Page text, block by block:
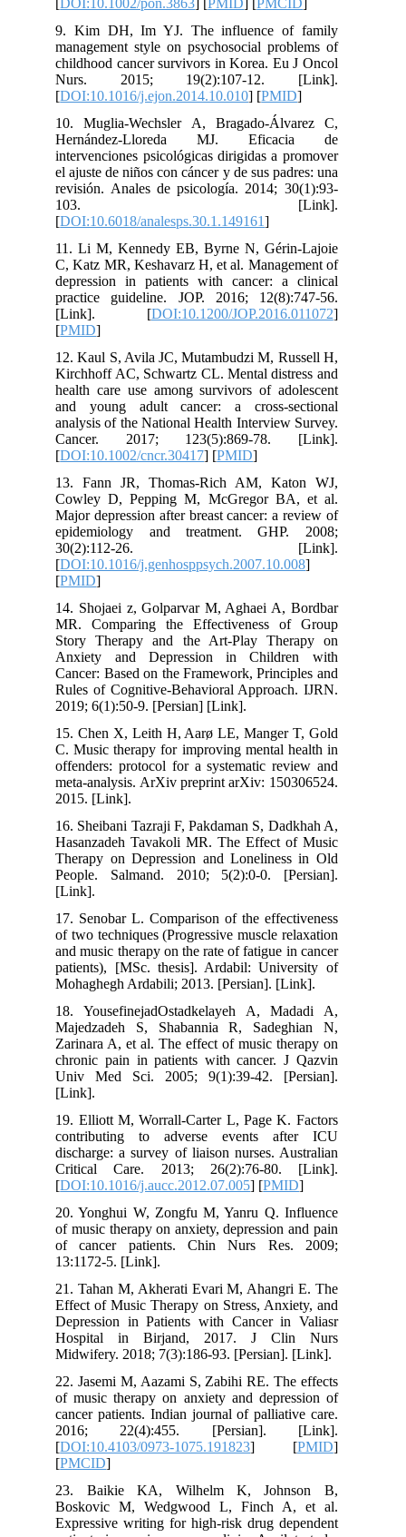
[DOI:10.1002/pon.3863] [PMID] [PMCID
9. Kim DH, Im YJ. The influence of family
management style on psychosocial problems of
childhood cancer survivors in Korea. Eu J Oncol
Nurs. 2015; 19(2):107-12. [Link].
[DOI:10.1016/j.ejon.2014.10.010] [PMID
10. Muglia-Wechsler A, Bragado-Álvarez C,
Hernández-Lloreda MJ. Eficacia de
intervenciones psicológicas dirigidas a promover
el ajuste de niños con cáncer y de sus padres: una
revisión. Anales de psicología. 2014; 30(1):93-
103. [Link].
[DOI:10.6018/analesps.30.1.149161
11. Li M, Kennedy EB, Byrne N, Gérin-Lajoie
C, Katz MR, Keshavarz H, et al. Management of
depression in patients with cancer: a clinical
practice guideline. JOP. 2016; 12(8):747-56.
[Link]. [DOI:10.1200/JOP.2016.011072
[PMID
12. Kaul S, Avila JC, Mutambudzi M, Russell H,
Kirchhoff AC, Schwartz CL. Mental distress and
health care use among survivors of adolescent
and young adult cancer: a cross‐sectional
analysis of the National Health Interview Survey.
Cancer. 2017; 123(5):869-78. [Link].
[DOI:10.1002/cncr.30417] [PMID
13. Fann JR, Thomas-Rich AM, Katon WJ,
Cowley D, Pepping M, McGregor BA, et al.
Major depression after breast cancer: a review of
epidemiology and treatment. GHP. 2008;
30(2):112-26. [Link].
[DOI:10.1016/j.genhosppsych.2007.10.008
[PMID
14. Shojaei z, Golparvar M, Aghaei A, Bordbar
MR. Comparing the Effectiveness of Group
Story Therapy and the Art-Play Therapy on
Anxiety and Depression in Children with
Cancer: Based on the Framework, Principles and
Rules of Cognitive-Behavioral Approach. IJRN.
2019; 6(1):50-9. [Persian] [Link].
15. Chen X, Leith H, Aarø LE, Manger T, Gold
C. Music therapy for improving mental health in
offenders: protocol for a systematic review and
meta-analysis. ArXiv preprint arXiv: 150306524.
2015. [Link].
16. Sheibani Tazraji F, Pakdaman S, Dadkhah A,
Hasanzadeh Tavakoli MR. The Effect of Music
Therapy on Depression and Loneliness in Old
People. Salmand. 2010; 5(2):0-0. [Persian].
[Link].
17. Senobar L. Comparison of the effectiveness
of two techniques (Progressive muscle relaxation
and music therapy on the rate of fatigue in cancer
patients), [MSc. thesis]. Ardabil: University of
Mohaghegh Ardabili; 2013. [Persian]. [Link].
18. YousefinejadOstadkelayeh A, Madadi A,
Majedzadeh S, Shabannia R, Sadeghian N,
Zarinara A, et al. The effect of music therapy on
chronic pain in patients with cancer. J Qazvin
Univ Med Sci. 2005; 9(1):39-42. [Persian].
[Link].
19. Elliott M, Worrall-Carter L, Page K. Factors
contributing to adverse events after ICU
discharge: a survey of liaison nurses. Australian
Critical Care. 2013; 26(2):76-80. [Link].
[DOI:10.1016/j.aucc.2012.07.005] [PMID
20. Yonghui W, Zongfu M, Yanru Q. Influence
of music therapy on anxiety, depression and pain
of cancer patients. Chin Nurs Res. 2009;
13:1172-5. [Link].
21. Tahan M, Akherati Evari M, Ahangri E. The
Effect of Music Therapy on Stress, Anxiety, and
Depression in Patients with Cancer in Valiasr
Hospital in Birjand, 2017. J Clin Nurs
Midwifery. 2018; 7(3):186-93. [Persian]. [Link].
22. Jasemi M, Aazami S, Zabihi RE. The effects
of music therapy on anxiety and depression of
cancer patients. Indian journal of palliative care.
2016; 22(4):455. [Persian]. [Link].
[DOI:10.4103/0973-1075.191823 ] [PMID
[PMCID
23. Baikie KA, Wilhelm K, Johnson B,
Boskovic M, Wedgwood L, Finch A, et al.
Expressive writing for high-risk drug dependent